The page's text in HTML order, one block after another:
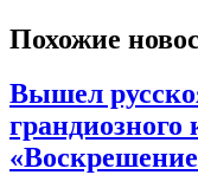
Похожие
Вышел